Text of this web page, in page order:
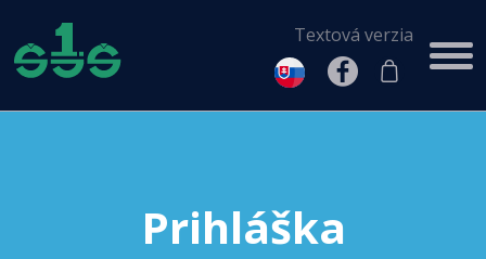
Textová verzia
Prihláška